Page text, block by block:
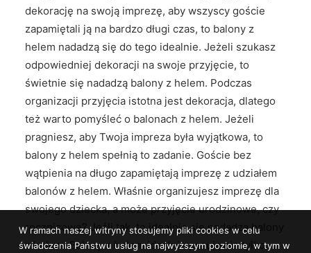
dekorację na swoją imprezę, aby wszyscy goście
zapamiętali ją na bardzo długi czas, to balony z
helem nadadzą się do tego idealnie. Jeżeli szukasz
odpowiedniej dekoracji na swoje przyjęcie, to
świetnie się nadadzą balony z helem. Podczas
organizacji przyjęcia istotna jest dekoracja, dlatego
też warto pomyśleć o balonach z helem. Jeżeli
pragniesz, aby Twoja impreza była wyjątkowa, to
balony z helem spełnią to zadanie. Goście bez
wątpienia na długo zapamiętają imprezę z udziałem
balonów z helem. Właśnie organizujesz imprezę dla
swojego dziecka, a może przyjęcie urodzinowe, czy
rocznicowe? Jeśli tak, to idealnie się nadadzą balony
z helem. Balony z helem idealnie pasują nie tylko
W ramach naszej witryny stosujemy pliki cookies w celu
świadczenia Państwu usług na najwyższym poziomie, w tym w